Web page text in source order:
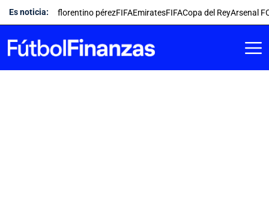
Saltar
al
contenido
Es noticia: florentino pérezFIFAEmiratesFIFACopa del ReyArsenal